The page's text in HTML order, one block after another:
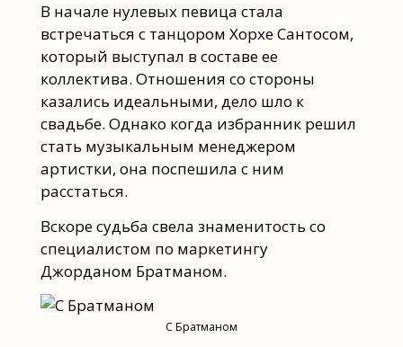
В начале нулевых певица стала
встречаться с танцором Хорхе Сантосом,
который выступал в составе ее
коллектива. Отношения со стороны
казались идеальными, дело шло к
свадьбе. Однако когда избранник решил
стать музыкальным менеджером
артистки, она поспешила с ним
расстаться.
Вскоре судьба свела знаменитость со
специалистом по маркетингу
Джорданом Братманом.
С Братманом